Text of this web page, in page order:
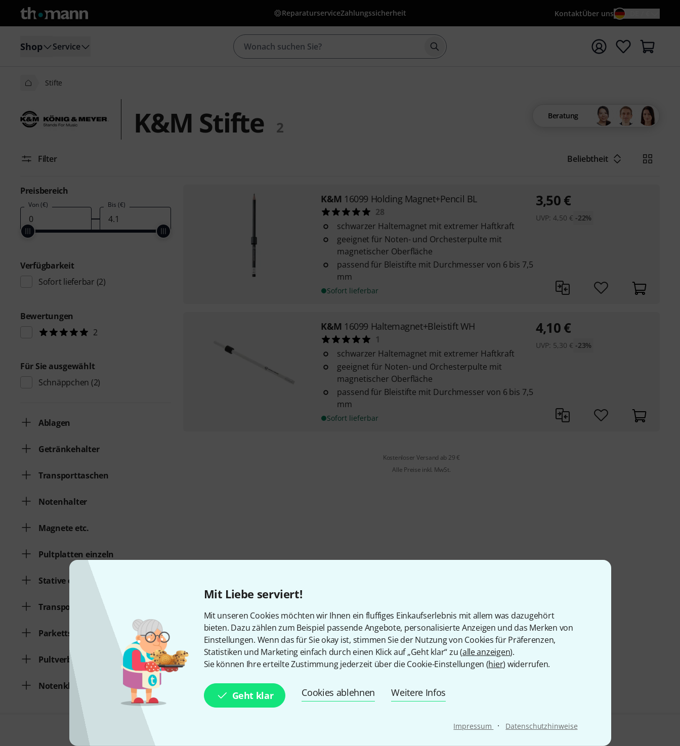
Mit Liebe serviert!
Mit unseren Cookies möchten wir Ihnen ein fluffiges Einkaufserlebnis mit allem was dazugehört
bieten. Dazu zählen zum Beispiel passende Angebote, personalisierte Anzeigen und das Merken von
Einstellungen. Wenn das für Sie okay ist, stimmen Sie der Nutzung von Cookies für Präferenzen,
Statistiken und Marketing einfach durch einen Klick auf „Geht klar“ zu (alle anzeigen).
Sie können Ihre erteilte Zustimmung jederzeit über die Cookie-Einstellungen (hier) widerrufen.
Geht klar Cookies ablehnen Weitere Infos
Impressum · Datenschutzhinweise
ReparaturserviceZahlungssicherheit KontaktÜber uns
Shop Service Suche mit Suchwort {searchTerm} starten
Stifte
K&M Stifte 2
Beratung
Filter Beliebtheit
Preisbereich
Von (€) Bis (€)
Verfügbarkeit
Sofort lieferbar (2)
Bewertungen
2
Für Sie ausgewählt
Schnäppchen (2)
Ablagen
Getränkehalter
Transporttaschen
Notenhalter
Magnete etc.
Pultplatten einzeln
Stative einzeln
Transportwagen/Cases
Parkettschoner
Pultverbreiterungen
Notenklammern
K&M 16099 Holding Magnet+Pencil BL
28
schwarzer Haltemagnet mit extremer Haftkraft
geeignet für Noten- und Orchesterpulte mit
magnetischer Oberfläche
passend für Bleistifte mit Durchmesser von 6 bis 7,5
mm
Sofort lieferbar
3,50€
UVP:4,50 € -22%
K&M 16099 Haltemagnet+Bleistift WH
1
schwarzer Haltemagnet mit extremer Haftkraft
geeignet für Noten- und Orchesterpulte mit
magnetischer Oberfläche
passend für Bleistifte mit Durchmesser von 6 bis 7,5
mm
Sofort lieferbar
4,10€
UVP: 5,30 € -23%
Kostenloser Versand ab 29 €
Alle Preise inkl. MwSt.